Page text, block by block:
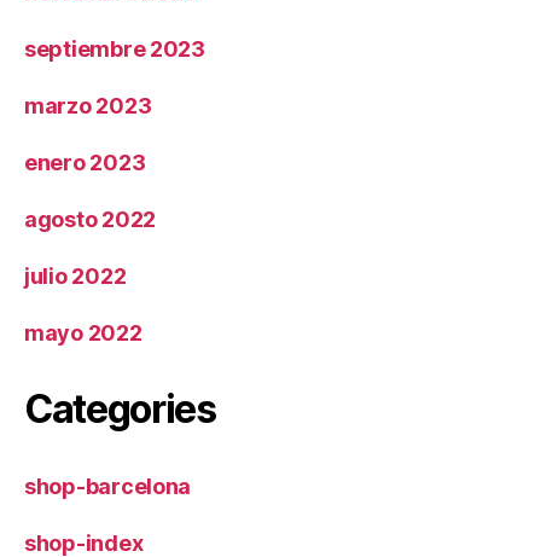
septiembre 2023
marzo 2023
enero 2023
agosto 2022
julio 2022
mayo 2022
Categories
shop-barcelona
shop-index